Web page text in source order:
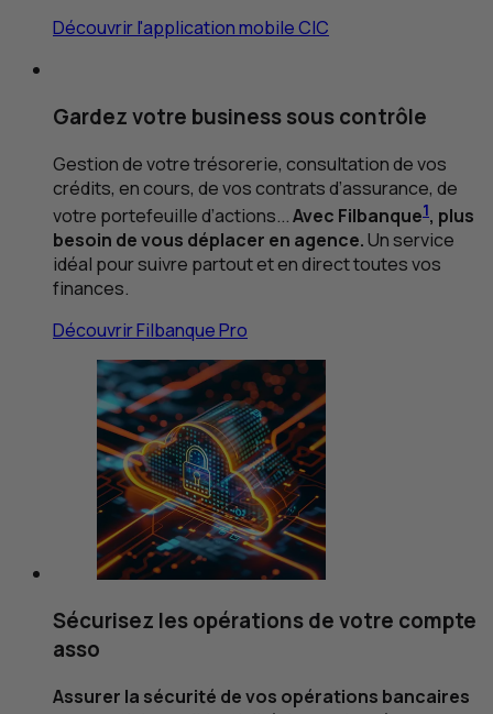
Découvrir l'application mobile CIC
Gardez votre business sous contrôle
Gestion de votre trésorerie, consultation de vos
crédits, en cours, de vos contrats d’assurance, de
votre portefeuille d’actions...Avec Filbanque1, plus
besoin de vous déplacer en agence.Un service
idéal pour suivre partout et en direct toutes vos
finances.
Découvrir Filbanque Pro
Sécurisez les opérations de votre compte
asso
Assurer la sécurité de vos opérations bancaires